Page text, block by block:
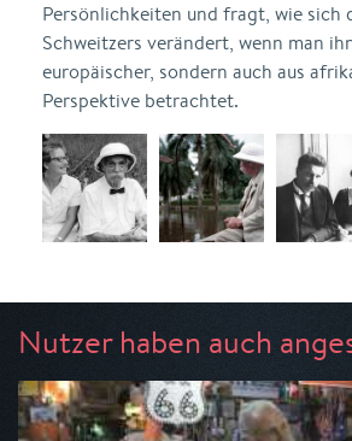
Persönlichkeiten und fragt, wie sich
Schweitzers verändert, wenn man
europäischer, sondern auch aus
Perspektive betrachtet.
Nutzer haben auch